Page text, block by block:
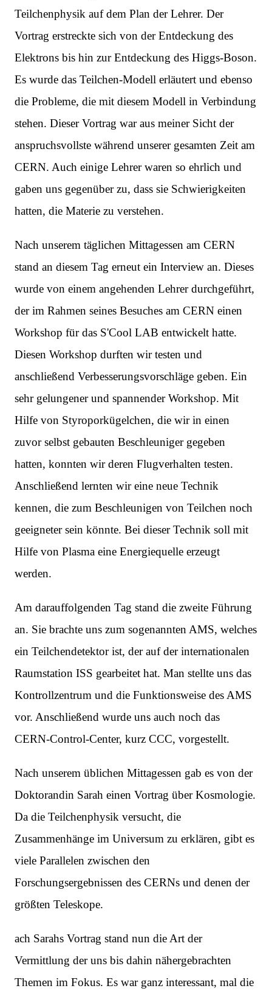
Teilchenphysik auf dem Plan der Lehrer. Der
Vortrag erstreckte sich von der Entdeckung des
Elektrons bis hin zur Entdeckung des Higgs-Boson.
Es wurde das Teilchen-Modell erläutert und ebenso
die Probleme, die mit diesem Modell in Verbindung
stehen. Dieser Vortrag war aus meiner Sicht der
anspruchsvollste während unserer gesamten Zeit am
CERN. Auch einige Lehrer waren so ehrlich und
gaben uns gegenüber zu, dass sie Schwierigkeiten
hatten, die Materie zu verstehen.
Nach unserem täglichen Mittagessen am CERN
stand an diesem Tag erneut ein Interview an. Dieses
wurde von einem angehenden Lehrer durchgeführt,
der im Rahmen seines Besuches am CERN einen
Workshop für das S'Cool LAB entwickelt hatte.
Diesen Workshop durften wir testen und
anschließend Verbesserungsvorschläge geben. Ein
sehr gelungener und spannender Workshop. Mit
Hilfe von Styroporkügelchen, die wir in einen
zuvor selbst gebauten Beschleuniger gegeben
hatten, konnten wir deren Flugverhalten testen.
Anschließend lernten wir eine neue Technik
kennen, die zum Beschleunigen von Teilchen noch
geeigneter sein könnte. Bei dieser Technik soll mit
Hilfe von Plasma eine Energiequelle erzeugt
werden.
Am darauffolgenden Tag stand die zweite Führung
an. Sie brachte uns zum sogenannten AMS, welches
ein Teilchendetektor ist, der auf der internationalen
Raumstation ISS gearbeitet hat. Man stellte uns das
Kontrollzentrum und die Funktionsweise des AMS
vor. Anschließend wurde uns auch noch das
CERN-Control-Center, kurz CCC, vorgestellt.
Nach unserem üblichen Mittagessen gab es von der
Doktorandin Sarah einen Vortrag über Kosmologie.
Da die Teilchenphysik versucht, die
Zusammenhänge im Universum zu erklären, gibt es
viele Parallelen zwischen den
Forschungsergebnissen des CERNs und denen der
größten Teleskope.
ach Sarahs Vortrag stand nun die Art der
Vermittlung der uns bis dahin nähergebrachten
Themen im Fokus. Es war ganz interessant, mal die